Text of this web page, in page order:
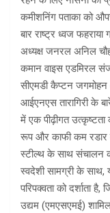
कमीशनिंग पताका को
बार राष्ट्र ध्वज
अध्यक्ष जनरल अनिल
कमान वाइस एडमिरल
सीएमडी कैप्टन जगमोहन
आईएनएस तारागिरी के
में एक पीढ़ीगत उत्कृष्टता
रूप और काफी कम
स्टील्थ के साथ संचालन
स्वदेशी सामग्री के
परिपक्वता को दर्शाता
उद्यम (एमएसएमई)